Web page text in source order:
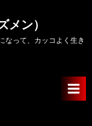
メン）
なって、カッコよく生き